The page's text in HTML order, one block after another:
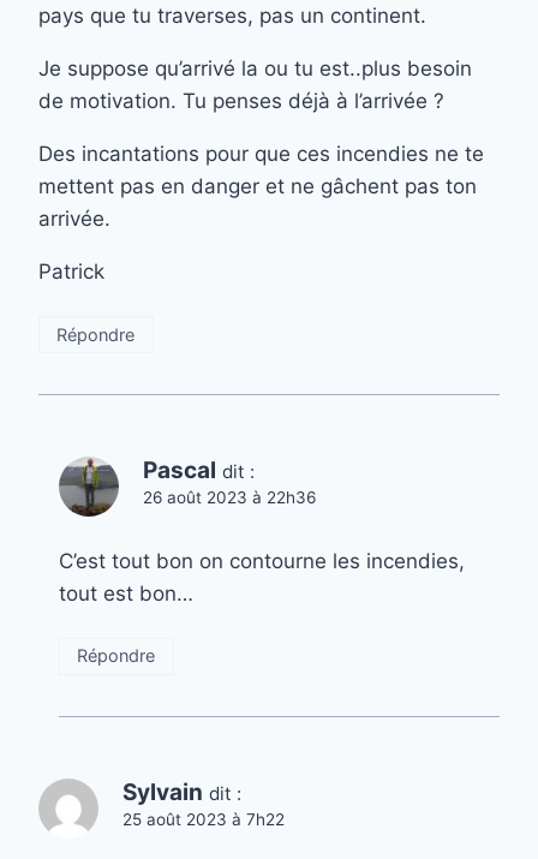
pays que tu traverses, pas un continent.
Je suppose qu’arrivé la ou tu est..plus besoin
de motivation. Tu penses déjà à l’arrivée ?
Des incantations pour que ces incendies ne te
mettent pas en danger et ne gâchent pas ton
arrivée.
Patrick
Répondre
Pascal dit :
26 août 2023 à 22h36
C’est tout bon on contourne les incendies,
tout est bon…
Répondre
Sylvain dit :
25 août 2023 à 7h22